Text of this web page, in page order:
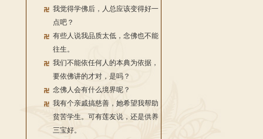
我觉得学佛后，人总应该变得好一
点吧？
有些人说我品质太低，念佛也不能
往生。
我们不能依任何人的本典为依据，
要依佛讲的才对，是吗？
念佛人会有什么境界呢？
我有个亲戚搞慈善，她希望我帮助
贫苦学生。可有莲友说，还是供养
三宝好。